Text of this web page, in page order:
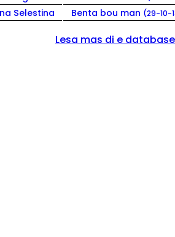
Selestina Benta bou man (29-10-
Lesa mas di e